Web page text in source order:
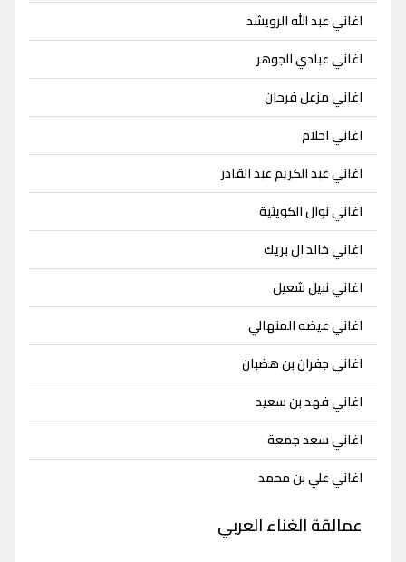
اغاني عبد الله الرويشد
اغاني عبادي الجوهر
اغاني مزعل فرحان
اغاني احلام
اغاني عبد الكريم عبد القادر
اغاني نوال الكويتية
اغاني خالد ال بريك
اغاني نبيل شعيل
اغاني عيضه المنهالي
اغاني جفران بن هضبان
اغاني فهد بن سعيد
اغاني سعد جمعة
اغاني علي بن محمد
عمالقة الغناء العربي